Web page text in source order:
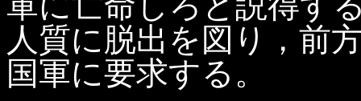
人質に脱出を図り，前
国軍に要求する。